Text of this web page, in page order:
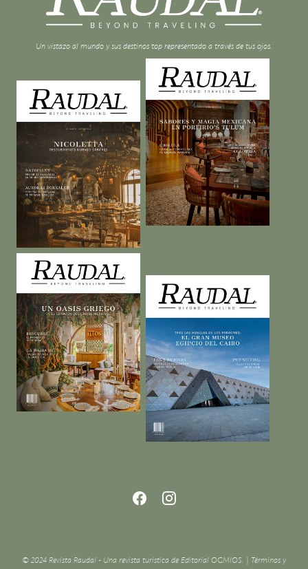
Un vistazo al mundo y sus destinos top representado a través de tus ojos.
© 2024 Revista Raudal - Una revista turística de Editorial OGMIOS. | Términos y